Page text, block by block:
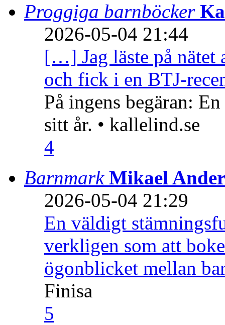
Proggiga barnböcker
2026-05-04 21:44
[…] Jag läste på nätet
och fick i en BTJ-
På ingens begäran:
sitt år. • kallelind.se
4
Barnmark Mikael
2026-05-04 21:29
En väldigt
verkligen som att
ögonblicket mellan
Finisa
5